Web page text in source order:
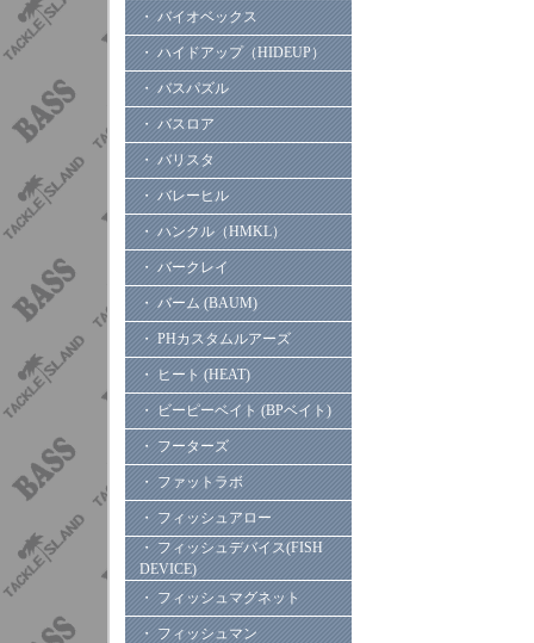
・ バイオベックス
・ ハイドアップ（HIDEUP）
・ バスパズル
・ バスロア
・ バリスタ
・ バレーヒル
・ ハンクル（HMKL）
・ バークレイ
・ バーム (BAUM)
・ PHカスタムルアーズ
・ ヒート (HEAT)
・ ビーピーベイト (BPベイト)
・ フーターズ
・ ファットラボ
・ フィッシュアロー
・ フィッシュデバイス(FISH
DEVICE)
・ フィッシュマグネット
・ フィッシュマン